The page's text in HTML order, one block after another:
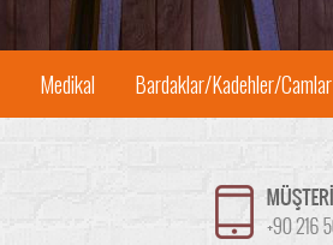
Medikal Bardaklar/Kadehler/Camlar